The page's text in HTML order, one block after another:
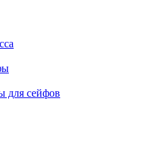
для сейфов